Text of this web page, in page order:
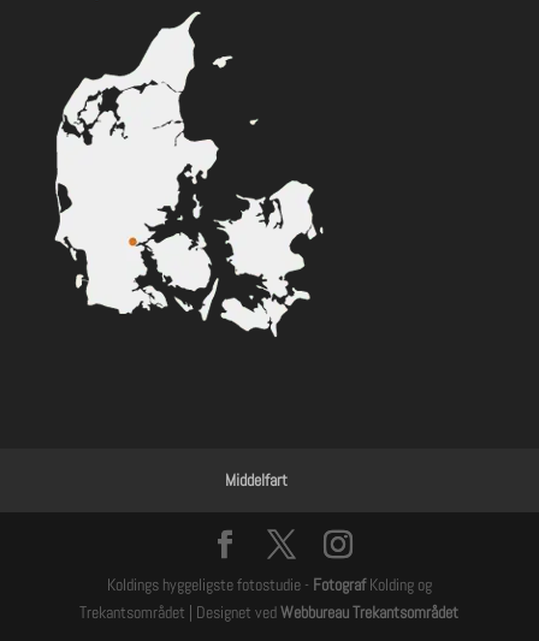
Middelfart
Koldings hyggeligste fotostudie - FotografKolding og
Trekantsområdet | Designet vedWebbureau Trekantsområdet